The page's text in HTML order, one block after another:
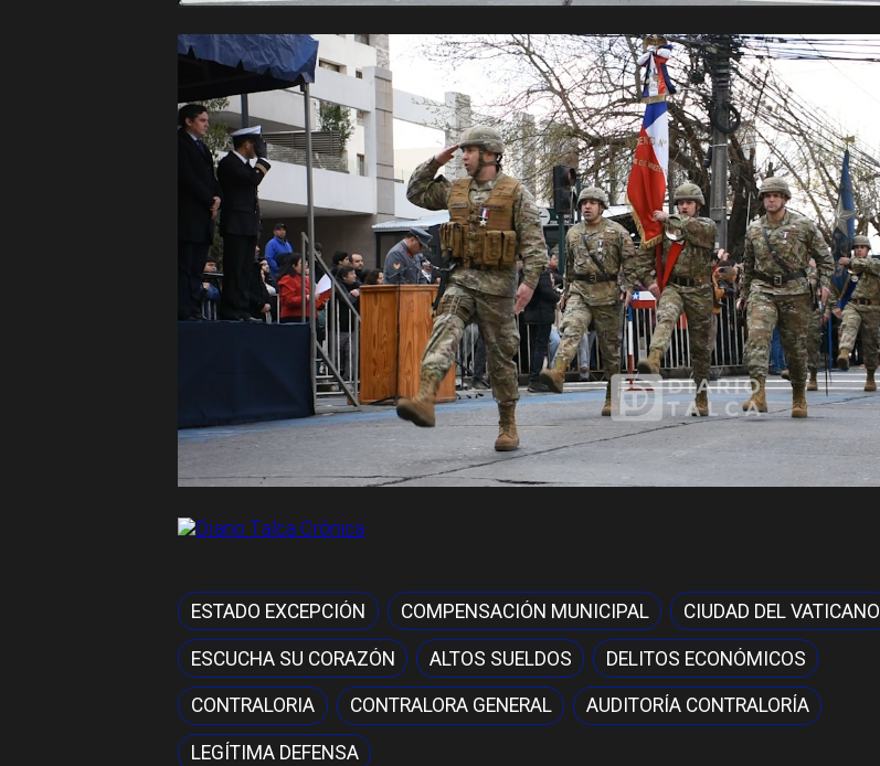
Diario Talca Crónica
ESTADO EXCEPCIÓN COMPENSACIÓN MUNICIPAL CIUDAD DEL VATICANO
ESCUCHA SU CORAZÓN ALTOS SUELDOS DELITOS ECONÓMICOS
CONTRALORIA CONTRALORA GENERAL AUDITORÍA CONTRALORÍA
LEGÍTIMA DEFENSA